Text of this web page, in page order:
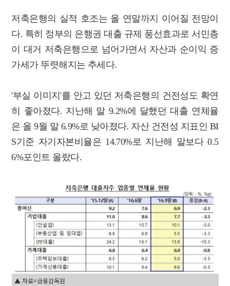
저축은행의 실적 호조는 올 연말까지 이어질 전망이
다. 특히 정부의 은행권 대출 규제 풍선효과로 서민층
이 대거 저축은행으로 넘어가면서 자산과 순이익 증
가세가 뚜렷해지는 추세다.
'부실 이미지'를 안고 있던 저축은행의 건전성도 확연
히 좋아졌다. 지난해 말 9.2%에 달했던 대출 연체율
은 올 9월 말 6.9%로 낮아졌다. 자산 건전성 지표인 BI
S기준 자기자본비율은 14.70%로 지난해 말보다 0.5
6%포인트 올랐다.
▲ 자료=금융감독원